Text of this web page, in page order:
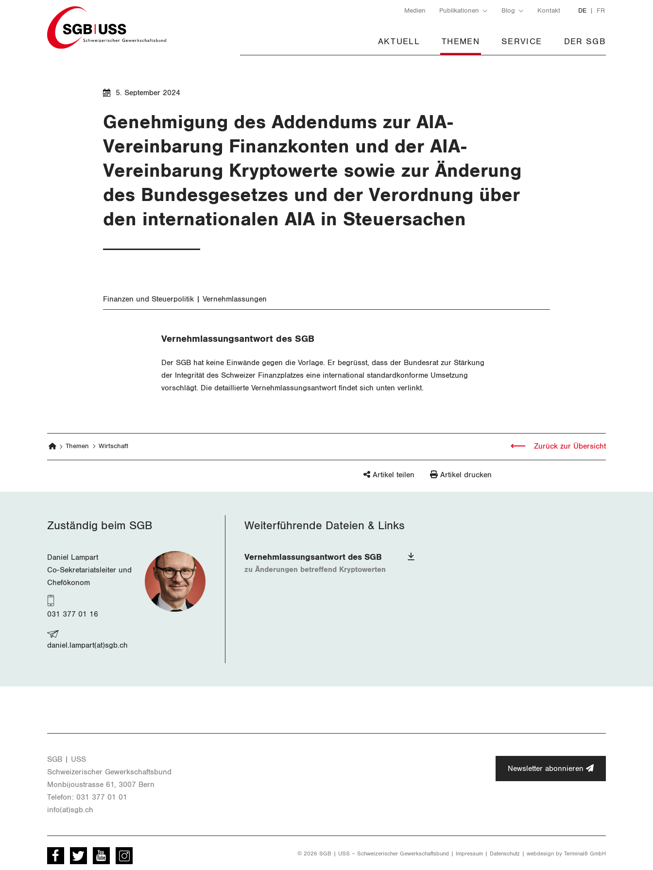
Home Medien Publikationen Blog Kontakt DE FR
AKTUELL THEMEN SERVICE DER SGB
5. September 2024
Genehmigung des Addendums zur AIA-
Vereinbarung Finanzkonten und der AIA-
Vereinbarung Kryptowerte sowie zur Änderung
des Bundesgesetzes und der Verordnung über
den internationalen AIA in Steuersachen
Finanzen und Steuerpolitik Vernehmlassungen
Vernehmlassungsantwort des SGB
Der SGB hat keine Einwände gegen die Vorlage. Er begrüsst, dass der Bundesrat zur Stärkung
der Integrität des Schweizer Finanzplatzes eine international standardkonforme Umsetzung
vorschlägt. Die detaillierte Vernehmlassungsantwort findet sich unten verlinkt.
Themen Wirtschaft Zurück zur Übersicht
Artikel teilen Artikel drucken
Zuständig beim SGB
Daniel Lampart
Co-Sekretariatsleiter und
Chefökonom
031 377 01 16
daniel.lampart(at)sgb.ch
Weiterführende Dateien & Links
Vernehmlassungsantwort des SGB
zu Änderungen betreffend Kryptowerten
SGB | USS
Schwei­ze­ri­scher Ge­werk­schafts­bund
Mon­bi­joustras­se 61, 3007 Bern
Te­le­fon: 031 377 01 01
info(at)​sgb.​ch
Newsletter abonnieren
Facebook Twitter Youtube instagram © 2026 SGB | USS – Schweizerischer Gewerkschaftsbund | Impressum| Datenschutz | webdesign by Terminal8 GmbH